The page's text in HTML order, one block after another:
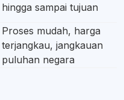
hingga sampai tujuan
Proses mudah, harga
terjangkau, jangkauan
puluhan negara